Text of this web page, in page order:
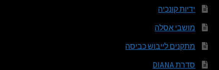
ידיות קונכיה
מושבי אסלה
מתקנים לייבוש כביסה
סדרת DIANA